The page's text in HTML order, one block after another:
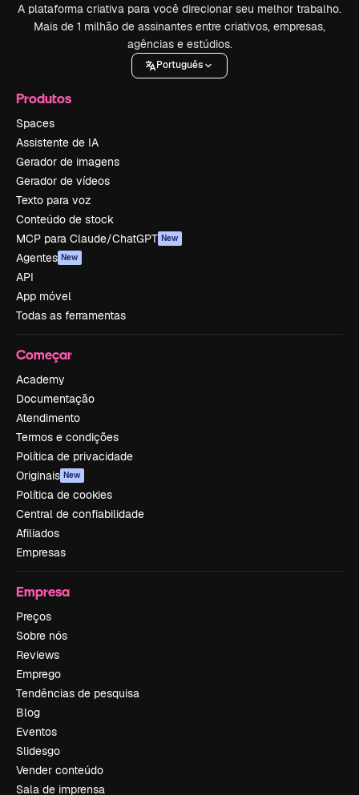
A plataforma criativa para você direcionar seu melhor trabalho.
Mais de 1 milhão de assinantes entre criativos, empresas,
agências e estúdios.
Português
Produtos
Spaces
Assistente de IA
Gerador de imagens
Gerador de vídeos
Texto para voz
Conteúdo de stock
MCP para Claude/ChatGPT New
Agentes New
API
App móvel
Todas as ferramentas
Começar
Academy
Documentação
Atendimento
Termos e condições
Política de privacidade
Originais New
Política de cookies
Central de confiabilidade
Afiliados
Empresas
Empresa
Preços
Sobre nós
Reviews
Emprego
Tendências de pesquisa
Blog
Eventos
Slidesgo
Vender conteúdo
Sala de imprensa